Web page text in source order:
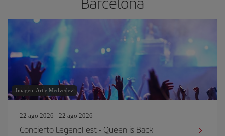
Imagen: Artie Medvedev
22 ago 2026 - 22 ago 2026
Concierto LegendFest - Queen is Back